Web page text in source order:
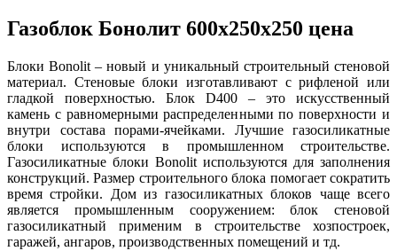
Газоблок Бонолит 600х250х250 цена
Блоки Bonolit – новый и уникальный строительный стеновой
материал. Стеновые блоки изготавливают с рифленой или
гладкой поверхностью. Блок D400 – это искусственный
камень с равномерными распределенными по поверхности и
внутри состава порами-ячейками. Лучшие газосиликатные
блоки используются в промышленном строительстве.
Газосиликатные блоки Bonolit используются для заполнения
конструкций. Размер строительного блока помогает сократить
время стройки. Дом из газосиликатных блоков чаще всего
является промышленным сооружением: блок стеновой
газосиликатный применим в строительстве хозпостроек,
гаражей, ангаров, производственных помещений и тд.